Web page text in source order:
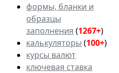
формы, бланки и
образцы
заполнения (1267+)
калькуляторы (100+)
курсы валют
ключевая ставка